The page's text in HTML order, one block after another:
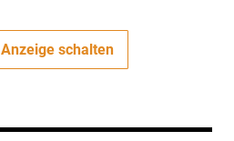
Anzeige schalten